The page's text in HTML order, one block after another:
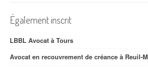
Également inscrit
LBBL Avocat à Tours
Avocat en recouvrement de créance à Reuil-